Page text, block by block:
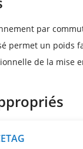
par
permet un poids
de la mise